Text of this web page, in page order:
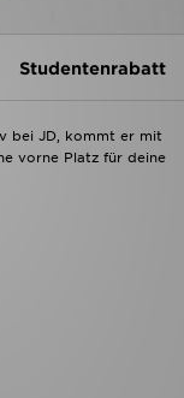
Studentenrabatt
bei JD, kommt er mit
vorne Platz für deine